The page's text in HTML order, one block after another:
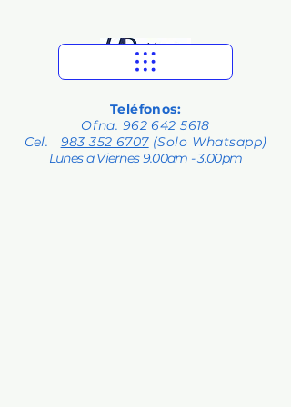
Teléfonos:
Ofna. 962 642 5618
Cel. 983 352 6707(Solo Whatsapp)
Lunes a Viernes 9.00am - 3.00pm